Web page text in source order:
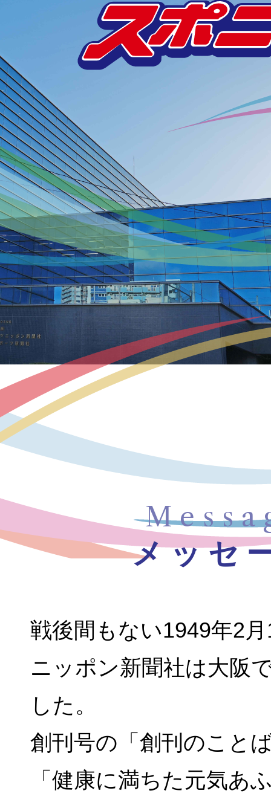
メッセ
戦後間もない1949年2
ニッポン新聞社は大阪
した。
創刊号の「創刊のこと
「健康に満ちた元気あ